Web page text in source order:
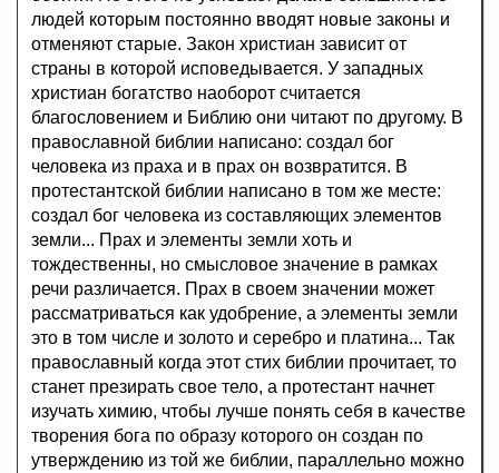
людей которым постоянно вводят новые законы и
отменяют старые. Закон христиан зависит от
страны в которой исповедывается. У западных
христиан богатство наоборот считается
благословением и Библию они читают по другому. В
православной библии написано: создал бог
человека из праха и в прах он возвратится. В
протестантской библии написано в том же месте:
создал бог человека из составляющих элементов
земли... Прах и элементы земли хоть и
тождественны, но смысловое значение в рамках
речи различается. Прах в своем значении может
рассматриваться как удобрение, а элементы земли
это в том числе и золото и серебро и платина... Так
православный когда этот стих библии прочитает, то
станет презирать свое тело, а протестант начнет
изучать химию, чтобы лучше понять себя в качестве
творения бога по образу которого он создан по
утверждению из той же библии, параллельно можно